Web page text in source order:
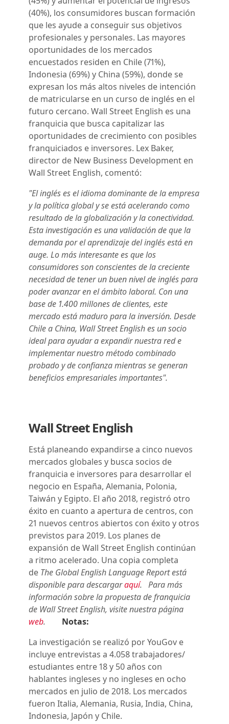
(40%), los consumidores buscan formación
que les ayude a conseguir sus objetivos
profesionales y personales. Las mayores
oportunidades de los mercados
encuestados residen en Chile (71%),
Indonesia (69%) y China (59%), donde se
expresan los más altos niveles de intención
de matricularse en un curso de inglés en el
futuro cercano. Wall Street English es una
franquicia que busca capitalizar las
oportunidades de crecimiento con posibles
franquiciados e inversores. Lex Baker,
director de New Business Development en
Wall Street English, comentó:
"El inglés es el idioma dominante de la empresa
y la política global y se está acelerando como
resultado de la globalización y la conectividad.
Esta investigación es una validación de que la
demanda por el aprendizaje del inglés está en
auge. Lo más interesante es que los
consumidores son conscientes de la creciente
necesidad de tener un buen nivel de inglés para
poder avanzar en el ámbito laboral. Con una
base de 1.400 millones de clientes, este
mercado está maduro para la inversión. Desde
Chile a China, Wall Street English es un socio
ideal para ayudar a expandir nuestra red e
implementar nuestro método combinado
probado y de confianza mientras se generan
beneficios empresariales importantes".
Wall Street English
Está planeando expandirse a cinco nuevos
mercados globales y busca socios de
franquicia e inversores para desarrollar el
negocio en España, Alemania, Polonia,
Taiwán y Egipto. El año 2018, registró otro
éxito en cuanto a apertura de centros, con
21 nuevos centros abiertos con éxito y otros
previstos para 2019. Los planes de
expansión de Wall Street English continúan
a ritmo acelerado. Una copia completa
de The Global English Language Report está
disponible para descargaraquí. Para más
información sobre la propuesta de franquicia
de Wall Street English, visite nuestra página
web.
Notas:
La investigación se realizó por YouGov e
incluye entrevistas a 4.058 trabajadores/
estudiantes entre 18 y 50 años con
hablantes ingleses y no ingleses en ocho
mercados en julio de 2018. Los mercados
fueron Italia, Alemania, Rusia, India, China,
Indonesia, Japón y Chile.